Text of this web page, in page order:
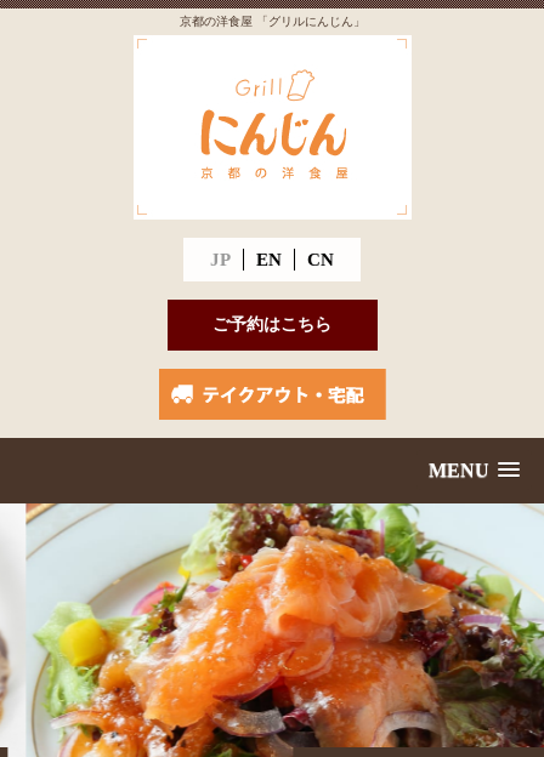
京都の洋食屋 「グリルにんじん」
JP EN CN
ご予約はこちら
MENU